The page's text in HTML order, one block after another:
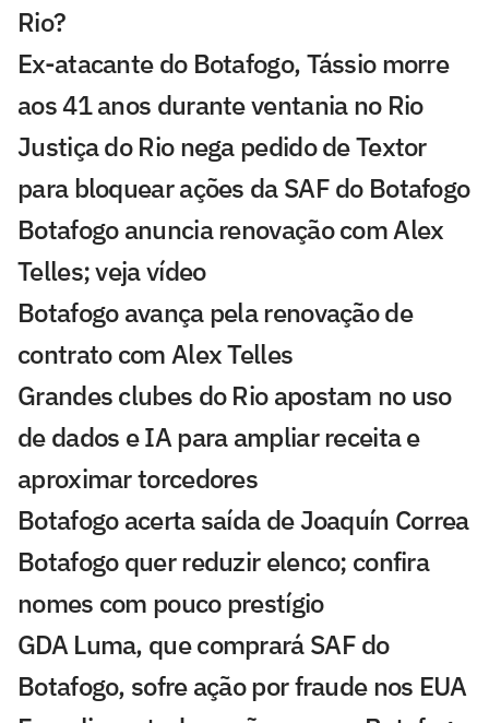
Rio?
Ex-atacante do Botafogo, Tássio morre
aos 41 anos durante ventania no Rio
Justiça do Rio nega pedido de Textor
para bloquear ações da SAF do Botafogo
Botafogo anuncia renovação com Alex
Telles; veja vídeo
Botafogo avança pela renovação de
contrato com Alex Telles
Grandes clubes do Rio apostam no uso
de dados e IA para ampliar receita e
aproximar torcedores
Botafogo acerta saída de Joaquín Correa
Botafogo quer reduzir elenco; confira
nomes com pouco prestígio
GDA Luma, que comprará SAF do
Botafogo, sofre ação por fraude nos EUA